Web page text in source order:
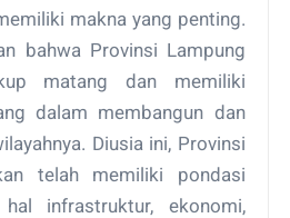
makna yang penting.
bahwa Provinsi Lampung
matang dan memiliki
dalam membangun dan
Diusia ini, Provinsi
telah memiliki pondasi
infrastruktur, ekonomi,